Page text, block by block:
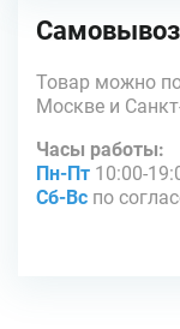
Товар можно
Москве и
Часы работы:
Пн-Пт 10:00-
Сб-Вс по